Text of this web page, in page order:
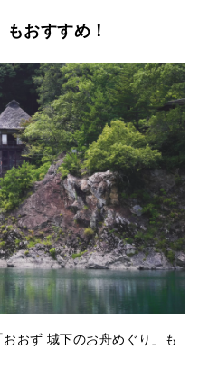
おすすめ！
おず 城下のお舟めぐり」も